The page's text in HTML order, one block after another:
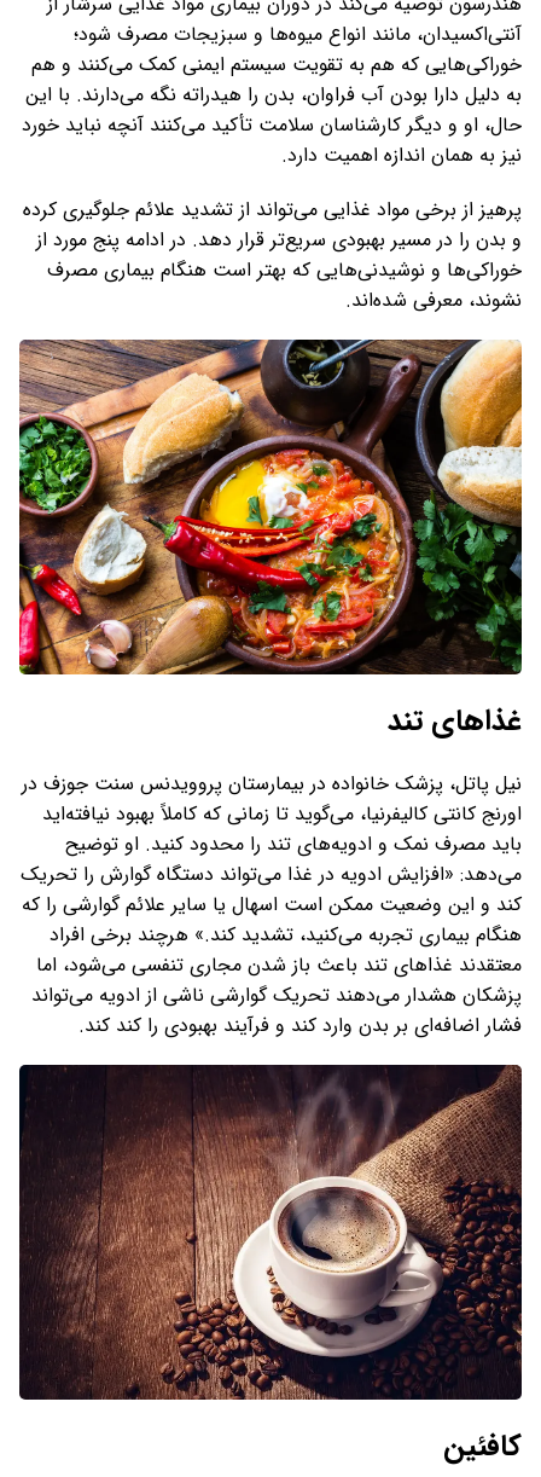
آنتی‌اکسیدان، مانند انواع میوه‌ها و سبزیجات مصرف شود؛
خوراکی‌هایی که هم به تقویت سیستم ایمنی کمک می‌کنند و هم
به دلیل دارا بودن آب فراوان، بدن را هیدراته نگه می‌دارند. با این
حال، او و دیگر کارشناسان سلامت تأکید می‌کنند آنچه نباید خورد
نیز به همان اندازه اهمیت دارد.
پرهیز از برخی مواد غذایی می‌تواند از تشدید علائم جلوگیری کرده
و بدن را در مسیر بهبودی سریع‌تر قرار دهد. در ادامه پنج مورد از
خوراکی‌ها و نوشیدنی‌هایی که بهتر است هنگام بیماری مصرف
نشوند، معرفی شده‌اند.
غذاهای تند
نیل پاتل، پزشک خانواده در بیمارستان پروویدنس سنت جوزف در
اورنج کانتی کالیفرنیا، می‌گوید تا زمانی که کاملاً بهبود نیافته‌اید
باید مصرف نمک و ادویه‌های تند را محدود کنید. او توضیح
می‌دهد: «افزایش ادویه در غذا می‌تواند دستگاه گوارش را تحریک
کند و این وضعیت ممکن است اسهال یا سایر علائم گوارشی را که
هنگام بیماری تجربه می‌کنید، تشدید کند.» هرچند برخی افراد
معتقدند غذاهای تند باعث باز شدن مجاری تنفسی می‌شود، اما
پزشکان هشدار می‌دهند تحریک گوارشی ناشی از ادویه می‌تواند
فشار اضافه‌ای بر بدن وارد کند و فرآیند بهبودی را کند کند.
کافئین